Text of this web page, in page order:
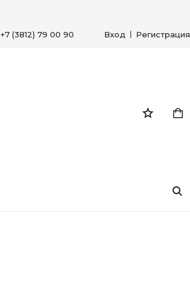
+7 (3812) 79 00 90 Вход Регистрация